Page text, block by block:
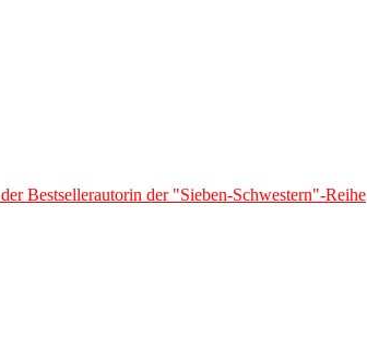
Bestsellerautorin der "Sieben-Schwestern"-Reihe